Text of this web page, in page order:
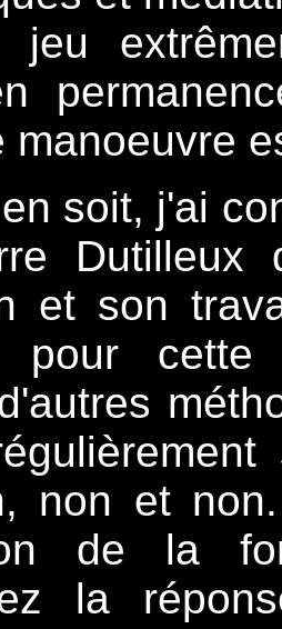
jeu
manoeuvre
soit, j'ai
et son
cette
non et
de la
la